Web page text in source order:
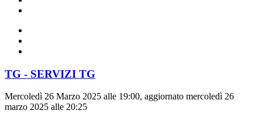
TG - SERVIZI TG
Mercoledì 26 Marzo 2025 alle 19:00, aggiornato mercoledì 26
marzo 2025 alle 20:25